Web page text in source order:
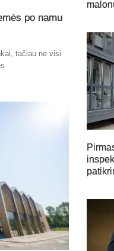
po namu
tačiau ne visi